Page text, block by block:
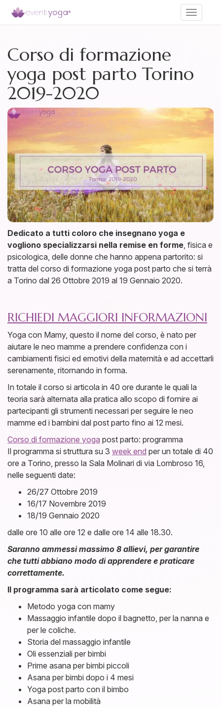
Toggle
Corso di formazione
yoga post parto Torino
2019-2020
Dedicato a tutti coloro che insegnano yoga e
vogliono specializzarsi nella remise en forme , fisica e
psicologica, delle donne che hanno appena partorito: si
tratta del corso di formazione yoga post parto che si terrà
a Torino dal 26 Ottobre 2019 al 19 Gennaio 2020.
RICHIEDI MAGGIORI INFORMAZIONI
Yoga con Mamy, questo il nome del corso, è nato per
aiutare le neo mamme a prendere confidenza con i
cambiamenti fisici ed emotivi della maternità e ad accettarli
serenamente, ritornando in forma.
In totale il corso si articola in 40 ore durante le quali la
teoria sarà alternata alla pratica allo scopo di fornire ai
partecipanti gli strumenti necessari per seguire le neo
mamme ed i bambini dal post parto fino ai 12 mesi.
Corso di formazione yoga post parto: programma
Il programma si struttura su 3 week end per un totale di 40
ore a Torino, presso la Sala Molinari di via Lombroso 16,
nelle seguenti date:
26/27 Ottobre 2019
16/17 Novembre 2019
18/19 Gennaio 2020
dalle ore 10 alle ore 12 e dalle ore 14 alle 18.30.
Saranno ammessi massimo 8 allievi, per garantire
che tutti abbiano modo di apprendere e praticare
correttamente.
Il programma sarà articolato come segue:
Metodo yoga con mamy
Massaggio infantile dopo il bagnetto, per la nanna e
per le coliche.
Storia del massaggio infantile
Oli essenziali per bimbi
Prime asana per bimbi piccoli
Asana per bimbi dopo i 4 mesi
Yoga post parto con il bimbo
Asana per la mobilità